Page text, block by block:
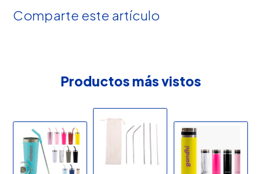
Comparte este artículo
Productos más vistos